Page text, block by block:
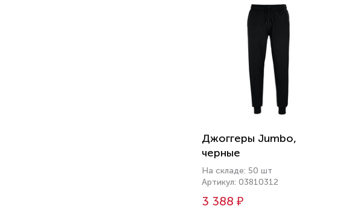
Джоггеры Jumbo,
черные
На складе: 50 шт
Артикул: 03810312
3 388 ₽